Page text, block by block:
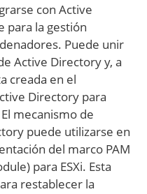
con Active
para la gestión
Puede unir
Active Directory y, a
creada en el
Directory para
mecanismo de
puede utilizarse en
del marco PAM
para ESXi. Esta
restablecer la